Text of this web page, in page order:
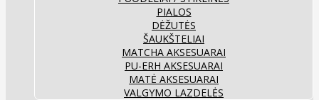
PIALOS
DĖŽUTĖS
ŠAUKŠTELIAI
MATCHA AKSESUARAI
PU-ERH AKSESUARAI
MATĖ AKSESUARAI
VALGYMO LAZDELĖS